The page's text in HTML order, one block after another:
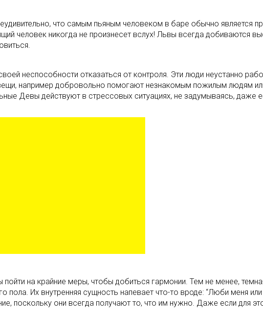
что самым пьяным человеком в баре обычно является
человек никогда не произнесет вслух! Львы всегда добиваются
неспособности отказаться от контроля. Эти люди неустанно
например добровольно помогают незнакомым пожилым людям
Девы действуют в стрессовых ситуациях, не задумываясь, даже
на крайние меры, чтобы добиться гармонии. Тем не менее,
пола. Их внутренняя сущность напевает что-то вроде: “Люби меня
поскольку они всегда получают то, что им нужно. Даже если для